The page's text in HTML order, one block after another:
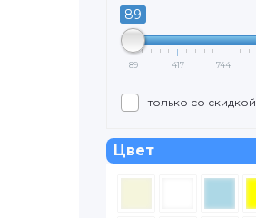
89
89 417 744
только со скидкой
Цвет